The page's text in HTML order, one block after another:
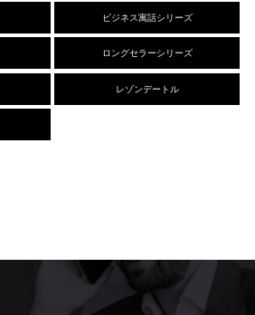
ビジネス寓話シリーズ
ロングセラーシリーズ
レゾンデートル